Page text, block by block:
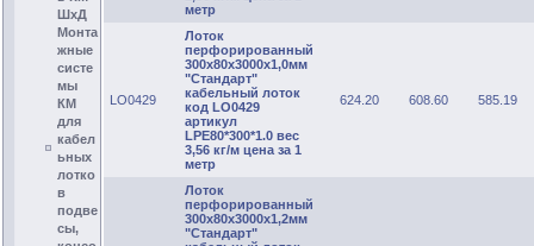
ШхД
Монта
жные
систе
мы
КМ
для
кабел
ьных
лотко
в
подве
сы,
метр
LO0429
Лоток
перфорированный
300х80х3000х1,0мм
"Стандарт"
кабельный лоток
код LO0429
артикул
LPE80*300*1.0 вес
3,56 кг/м цена за 1
метр
624.20 608.60 585.19
Лоток
перфорированный
300х80х3000х1,2мм
"Стандарт"